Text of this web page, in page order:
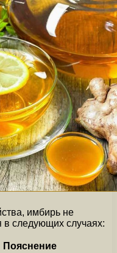
имбирь не
в следующих случаях:
Пояснение